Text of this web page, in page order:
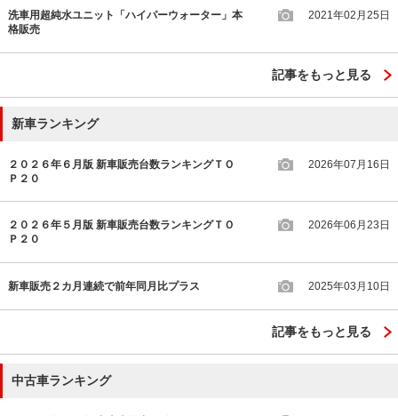
洗車用超純水ユニット「ハイパーウォーター」本
格販売
2021年02月25日
記事をもっと見る
新車ランキング
２０２６年６月版 新車販売台数ランキングＴＯ
Ｐ２０
2026年07月16日
２０２６年５月版 新車販売台数ランキングＴＯ
Ｐ２０
2026年06月23日
新車販売２カ月連続で前年同月比プラス 2025年03月10日
記事をもっと見る
中古車ランキング